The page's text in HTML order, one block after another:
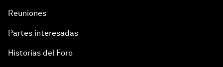
Reuniones
Partes interesadas
Historias del Foro